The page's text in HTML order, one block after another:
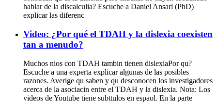
hablar de la discalculia? Escuche a Daniel Ansari (PhD)
explicar las diferenc
Video: ¿Por qué el TDAH y la dislexia coexisten
tan a menudo?
Muchos nios con TDAH tambin tienen dislexiaPor qu?
Escuche a una experta explicar algunas de las posibles
razones. Averige qu saben y qu desconocen los investigadores
acerca de la asociacin entre el TDAH y la dislexia. Nota: Los
videos de Youtube tiene subttulos en espaol. En la parte